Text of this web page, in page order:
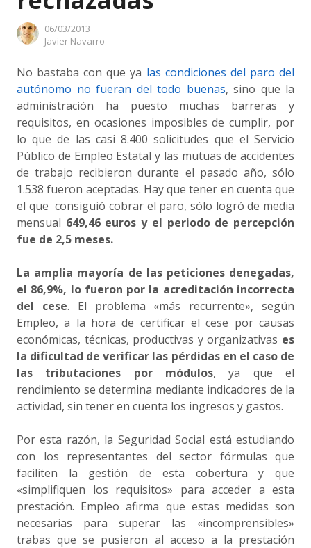
06/03/2013
Author
Javier Navarro
No bastaba con que ya las condiciones del paro del
autónomo no fueran del todo buenas, sino que la
administración ha puesto muchas barreras y
requisitos, en ocasiones imposibles de cumplir, por
lo que de las casi 8.400 solicitudes que el Servicio
Público de Empleo Estatal y las mutuas de accidentes
de trabajo recibieron durante el pasado año, sólo
1.538 fueron aceptadas. Hay que tener en cuenta que
el que consiguió cobrar el paro, sólo logró de media
mensual 649,46 euros y el periodo de percepción
fue de 2,5 meses.
La amplia mayoría de las peticiones denegadas,
el 86,9%, lo fueron por la acreditación incorrecta
del cese. El problema «más recurrente», según
Empleo, a la hora de certificar el cese por causas
económicas, técnicas, productivas y organizativas es
la dificultad de verificar las pérdidas en el caso de
las tributaciones por módulos, ya que el
rendimiento se determina mediante indicadores de la
actividad, sin tener en cuenta los ingresos y gastos.
Por esta razón, la Seguridad Social está estudiando
con los representantes del sector fórmulas que
faciliten la gestión de esta cobertura y que
«simplifiquen los requisitos» para acceder a esta
prestación. Empleo afirma que estas medidas son
necesarias para superar las «incomprensibles»
trabas que se pusieron al acceso a la prestación